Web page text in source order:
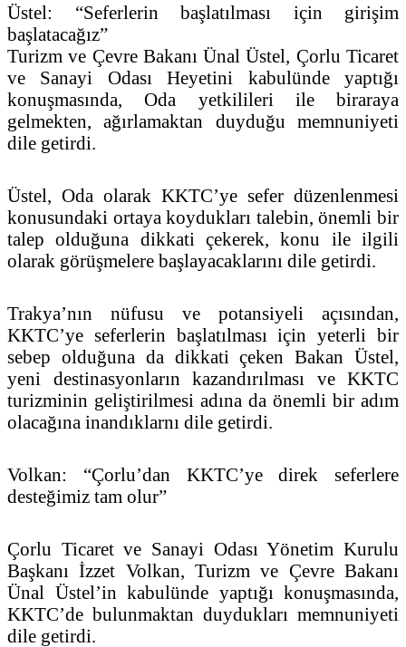
Üstel: “Seferlerin başlatılması için girişim
başlatacağız”
Turizm ve Çevre Bakanı Ünal Üstel, Çorlu Ticaret
ve Sanayi Odası Heyetini kabulünde yaptığı
konuşmasında, Oda yetkilileri ile biraraya
gelmekten, ağırlamaktan duyduğu memnuniyeti
dile getirdi.
Üstel, Oda olarak KKTC’ye sefer düzenlenmesi
konusundaki ortaya koydukları talebin, önemli bir
talep olduğuna dikkati çekerek, konu ile ilgili
olarak görüşmelere başlayacaklarını dile getirdi.
Trakya’nın nüfusu ve potansiyeli açısından,
KKTC’ye seferlerin başlatılması için yeterli bir
sebep olduğuna da dikkati çeken Bakan Üstel,
yeni destinasyonların kazandırılması ve KKTC
turizminin geliştirilmesi adına da önemli bir adım
olacağına inandıklarnı dile getirdi.
Volkan: “Çorlu’dan KKTC’ye direk seferlere
desteğimiz tam olur”
Çorlu Ticaret ve Sanayi Odası Yönetim Kurulu
Başkanı İzzet Volkan, Turizm ve Çevre Bakanı
Ünal Üstel’in kabulünde yaptığı konuşmasında,
KKTC’de bulunmaktan duydukları memnuniyeti
dile getirdi.